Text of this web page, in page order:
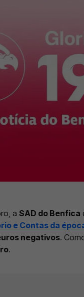
a SAD do Benfica
e Contas da
negativos.
.